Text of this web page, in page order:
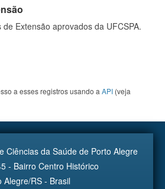
Extensão aprovados da UFCSPA.
a esses registros usando a API (veja
Ciências da Saúde de Porto Alegre
- Bairro Centro Histórico
Alegre/RS - Brasil